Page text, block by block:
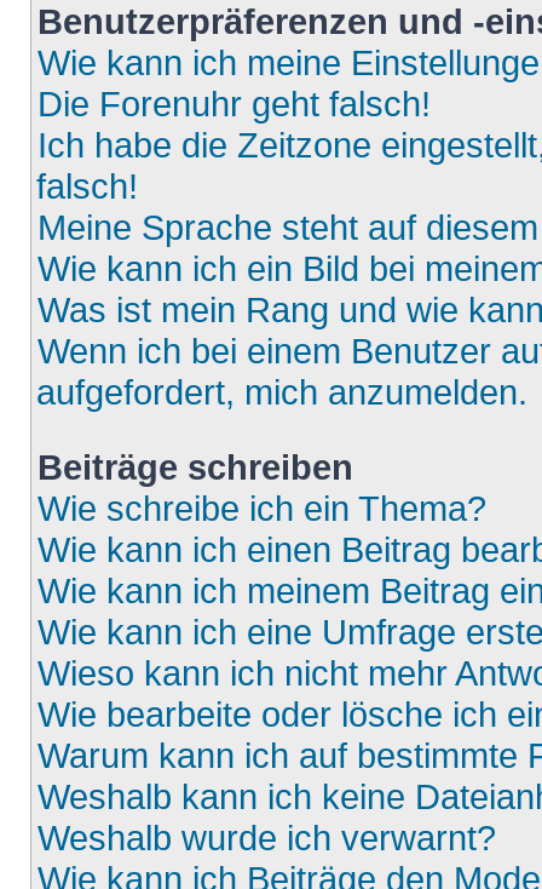
Benutzerpräferenzen und -
Wie kann ich meine
Die Forenuhr geht falsch!
Ich habe die Zeitzone
falsch!
Meine Sprache steht auf
Wie kann ich ein Bild bei
Was ist mein Rang und wie
Wenn ich bei einem Benutzer
aufgefordert, mich anzumelden.
Beiträge schreiben
Wie schreibe ich ein Thema?
Wie kann ich einen Beitrag
Wie kann ich meinem Beitrag
Wie kann ich eine Umfrage
Wieso kann ich nicht mehr
Wie bearbeite oder lösche ich
Warum kann ich auf bestimmte
Weshalb kann ich keine
Weshalb wurde ich verwarnt?
Wie kann ich Beiträge den